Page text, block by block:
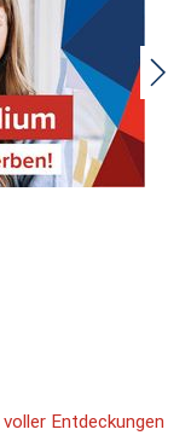
Entdeckungen